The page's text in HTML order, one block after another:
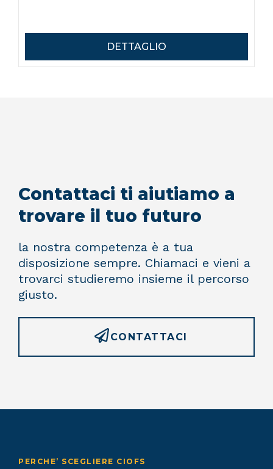
DETTAGLIO
Contattaci ti aiutiamo a
trovare il tuo futuro
la nostra competenza è a tua
disposizione sempre. Chiamaci e vieni a
trovarci studieremo insieme il percorso
giusto.
CONTATTACI
PERCHE’ SCEGLIERE CIOFS